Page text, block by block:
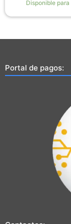
Disponible para
Portal de pagos: